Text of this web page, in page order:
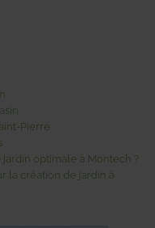
Pierre
optimale à Montech ?
la création de jardin à